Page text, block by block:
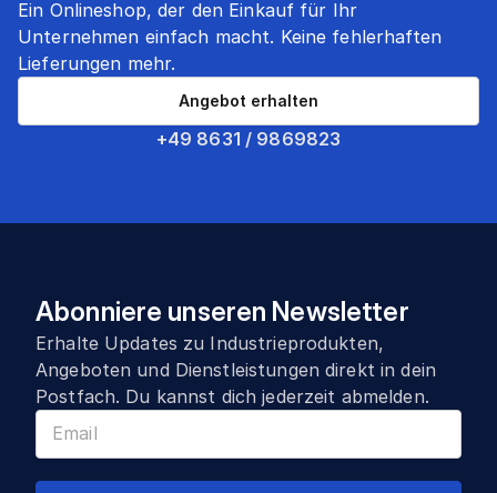
Ein Onlineshop, der den Einkauf für Ihr
Unternehmen einfach macht. Keine fehlerhaften
Lieferungen mehr.
+49 8631 / 9869823
Angebot erhalten
Abonniere unseren Newsletter
Erhalte Updates zu Industrieprodukten,
Angeboten und Dienstleistungen direkt in dein
Postfach. Du kannst dich jederzeit abmelden.